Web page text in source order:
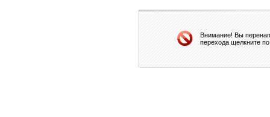
Внимание! Вы
перехода щелкните